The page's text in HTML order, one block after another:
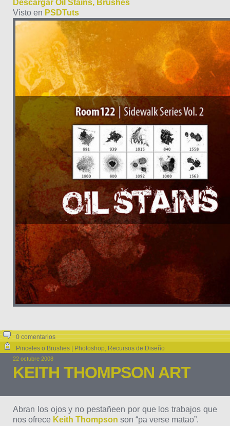
Descargar Oil Stains, Brushes
Visto en PSDTuts
0 comentarios
Pinceles o Brushes | Photoshop, Recursos de Diseño
22 octubre 2008
KEITH THOMPSON ART
Abran los ojos y no pestañeen por que los trabajos que
nos ofrece Keith Thompson son “pa verse matao”.